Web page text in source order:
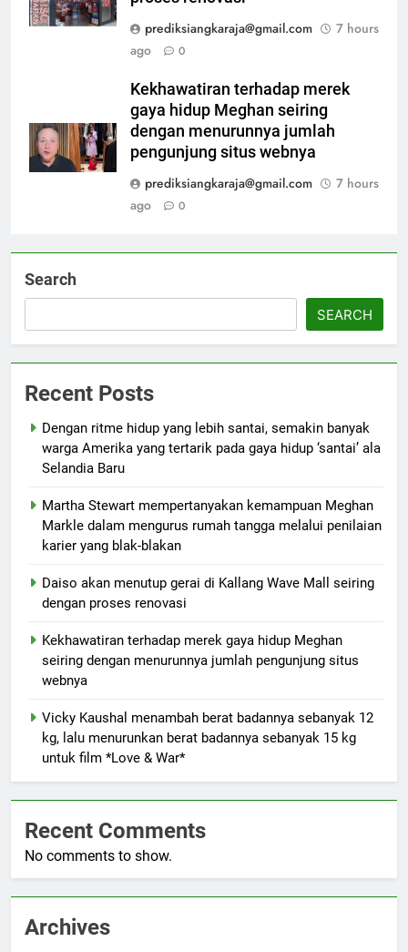
prediksiangkaraja@gmail.com
7 hours
ago
0
Kekhawatiran terhadap merek
gaya hidup Meghan seiring
dengan menurunnya jumlah
pengunjung situs webnya
prediksiangkaraja@gmail.com
7 hours
ago
0
Search
SEARCH
Recent Posts
Dengan ritme hidup yang lebih santai, semakin banyak
warga Amerika yang tertarik pada gaya hidup ‘santai’ ala
Selandia Baru
Martha Stewart mempertanyakan kemampuan Meghan
Markle dalam mengurus rumah tangga melalui penilaian
karier yang blak-blakan
Daiso akan menutup gerai di Kallang Wave Mall seiring
dengan proses renovasi
Kekhawatiran terhadap merek gaya hidup Meghan
seiring dengan menurunnya jumlah pengunjung situs
webnya
Vicky Kaushal menambah berat badannya sebanyak 12
kg, lalu menurunkan berat badannya sebanyak 15 kg
untuk film *Love & War*
Recent Comments
No comments to show.
Archives